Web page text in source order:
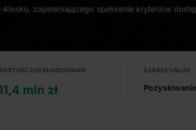
zapewniającego spełnienie kryteriów
DOFINANSOWANIA
mln zł
ZAKRES USŁUG